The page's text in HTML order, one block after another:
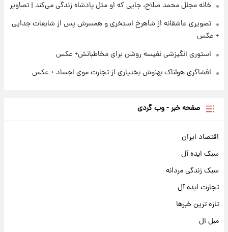
خانه مجلل محمد صلاح، جایی که او مثل پادشاه زندگی می‌کند | تصاویر
تصویری عاشقانه از شاهرخ استخری و همسرش پس از شایعات جدایی
+ عکس
استوری انگیزشی نفیسه روشن برای مخاطبانش+ عکس
افشاگری هولناک بهنوش بختیاری از تجارت موی اجساد + عکس
صفحه خبر - وب گردی
اقتصاد ایران
سبک ایده آل
سبک زندگی مردانه
تجارت ایده آل
تازه ترین خبرها
مبل ال